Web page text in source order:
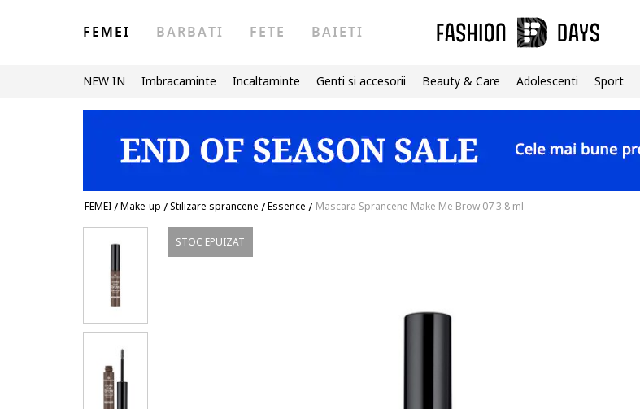
FEMEI BARBATI FETE BAIETI
NEW IN Imbracaminte Incaltaminte Genti si accesorii Beauty & Care Adolescenti Sport
FEMEI/Make-up /Stilizare sprancene /Essence / Mascara Sprancene Make Me Brow 07 3.8 ml
STOC EPUIZAT